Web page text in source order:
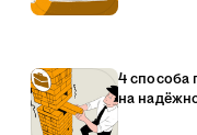
4 способа
на